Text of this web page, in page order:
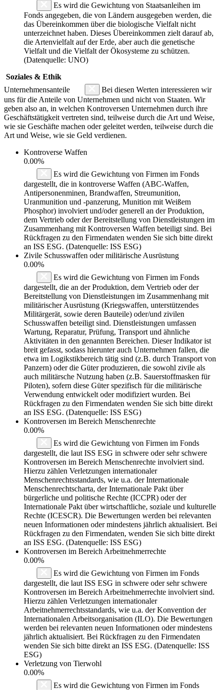
Es wird die Gewichtung von Staatsanleihen im
Fonds angegeben, die von Ländern ausgegeben werden, die
das Übereinkommen über die biologische Vielfalt nicht
unterzeichnet haben. Dieses Übereinkommen zielt darauf ab,
die Artenvielfalt auf der Erde, aber auch die genetische
Vielfalt und die Vielfalt der Ökosysteme zu schützen.
(Datenquelle: UNO)
Soziales & Ethik
Unternehmensanteile
Bei diesen Werten interessieren wir
uns für die Anteile von Unternehmen und nicht von Staaten. Wir
geben also an, in welchen Kontroversen Unternehmen durch ihre
Geschäftstätigkeit vertreten sind, teilweise durch die Art und Weise,
wie sie Geschäfte machen oder geleitet werden, teilweise durch die
Art und Weise, wie sie Geld verdienen.
Kontroverse Waffen
0.00%
Es wird die Gewichtung von Firmen im Fonds
dargestellt, die in kontroverse Waffen (ABC-Waffen,
Antipersonenminen, Brandwaffen, Streumunition,
Uranmunition und -panzerung, Munition mit Weißem
Phosphor) involviert und/oder generell an der Produktion,
dem Vertrieb oder der Bereitstellung von Dienstleistungen im
Zusammenhang mit Kontroversen Waffen beteiligt sind. Bei
Rückfragen zu den Firmendaten wenden Sie sich bitte direkt
an ISS ESG. (Datenquelle: ISS ESG)
Zivile Schusswaffen oder militärische Ausrüstung
0.00%
Es wird die Gewichtung von Firmen im Fonds
dargestellt, die an der Produktion, dem Vertrieb oder der
Bereitstellung von Dienstleistungen im Zusammenhang mit
militärischer Ausrüstung (Kriegswaffen, unterstützendes
Militärgerät, sowie deren Bauteile) oder/und zivilen
Schusswaffen beteiligt sind. Dienstleistungen umfassen
Wartung, Reparatur, Prüfung, Transport und ähnliche
Aktivitäten in den genannten Bereichen. Dieser Indikator ist
breit gefasst, sodass hierunter auch Unternehmen fallen, die
etwa im Logikstikbereich tätig sind (z.B. durch Transport von
Panzern) oder die Güter produzieren, die sowohl zivile als
auch militärsche Nutzung haben (z.B. Sauerstoffmasken für
Piloten), sofern diese Güter spezifisch für die militärische
Verwendung entwickelt oder modifiziert wurden. Bei
Rückfragen zu den Firmendaten wenden Sie sich bitte direkt
an ISS ESG. (Datenquelle: ISS ESG)
Kontroversen im Bereich Menschenrechte
0.00%
Es wird die Gewichtung von Firmen im Fonds
dargestellt, die laut ISS ESG in schwere oder sehr schwere
Kontroversen im Bereich Menschenrechte involviert sind.
Hierzu zählen Verletzungen internationaler
Menschenrechtsstandards, wie u.a. der Internationale
Menschenrechtscharta, der Internationale Pakt über
bürgerliche und politische Rechte (ICCPR) oder der
Internationale Pakt über wirtschaftliche, soziale und kulturelle
Rechte (ICESCR). Die Bewertungen werden bei relevanten
neuen Informationen oder mindestens jährlich aktualisiert. Bei
Rückfragen zu den Firmendaten, wenden Sie sich bitte direkt
an ISS ESG. (Datenquelle: ISS ESG)
Kontroversen im Bereich Arbeitnehmerrechte
0.00%
Es wird die Gewichtung von Firmen im Fonds
dargestellt, die laut ISS ESG in schwere oder sehr schwere
Kontroversen im Bereich Arbeitnehmerrechte involviert sind.
Hierzu zählen Verletzungen internationaler
Arbeitnehmerrechtsstandards, wie u.a. der Konvention der
Internationalen Arbeitsorganisation (ILO). Die Bewertungen
werden bei relevanten neuen Informationen oder mindestens
jährlich aktualisiert. Bei Rückfragen zu den Firmendaten
wenden Sie sich bitte direkt an ISS ESG. (Datenquelle: ISS
ESG)
Verletzung von Tierwohl
0.00%
Es wird die Gewichtung von Firmen im Fonds